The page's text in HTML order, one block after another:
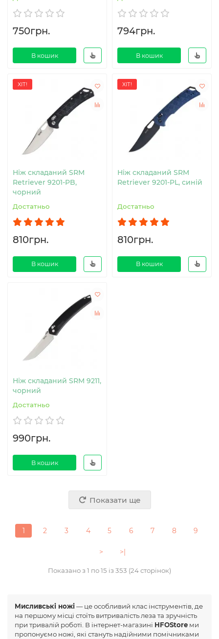
750грн.
В кошик
794грн.
В кошик
ХІТ!
Ніж складаний SRM
Retriever 9201-PB,
чорний
Достатньо
810грн.
В кошик
ХІТ!
Ніж складаний SRM
Retriever 9201-PL, синій
Достатньо
810грн.
В кошик
Ніж складаний SRM 9211,
чорний
Достатньо
990грн.
В кошик
Показати ще
1 2 3 4 5 6 7 8 9
> >|
Показано з 1 по 15 із 353 (24 сторінок)
Мисливські ножі— це особливий клас інструментів, де
на першому місці стоїть витривалість леза та зручність
при тривалій роботі. В інтернет-магазині HFOStore ми
пропонуємо ножі, які стануть надійними помічниками